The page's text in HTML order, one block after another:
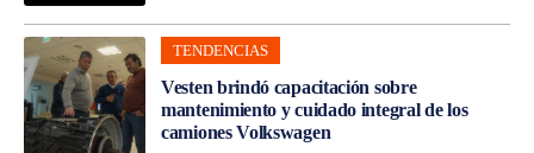
TENDENCIAS
Vesten brindó capacitación sobre
mantenimiento y cuidado integral de los
camiones Volkswagen